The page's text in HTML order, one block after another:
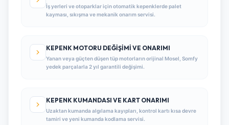
İş yerleri ve otoparklar için otomatik kepenklerde palet
kayması, sıkışma ve mekanik onarım servisi.
KEPENK MOTORU DEĞIŞIMI VE ONARIMI
Yanan veya güçten düşen tüp motorların orijinal Mosel, Somfy
yedek parçalarla 2 yıl garantili değişimi.
KEPENK KUMANDASI VE KART ONARIMI
Uzaktan kumanda algılama kayıpları, kontrol kartı kısa devre
tamiri ve yeni kumanda kodlama servisi.